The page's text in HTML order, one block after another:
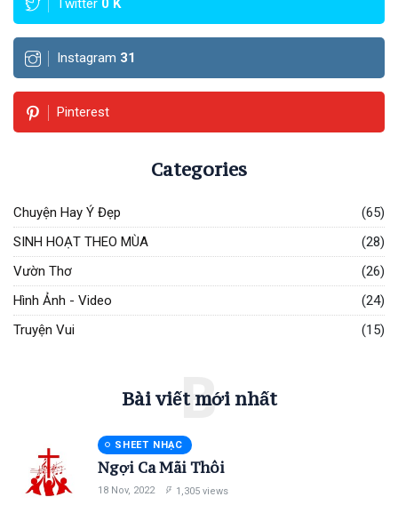
Twitter 0 K
Instagram 31
Pinterest
Categories
Chuyện Hay Ý Đẹp
(65)
SINH HOẠT THEO MÙA
(28)
Vườn Thơ
(26)
Hình Ảnh - Video
(24)
Truyện Vui
(15)
Bài viết mới nhất
B
SHEET NHẠC
Ngợi Ca Mãi Thôi
18 Nov, 2022 1,305 views